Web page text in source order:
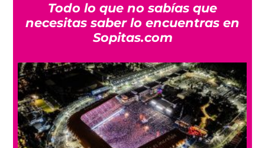
Todo lo que no sabías que
necesitas saber lo encuentras en
Sopitas.com